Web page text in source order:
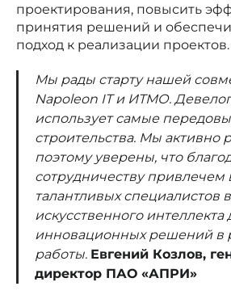
проектирования, повысить
принятия решений и
подход к реализации проектов.
Мы рады старту нашей
Napoleon IT и ИТМО.
использует самые
строительства. Мы активно
поэтому уверены, что
сотрудничеству
талантливых специалистов
искусственного интеллекта
инновационных решений в
работы. Евгений Козлов,
директор ПАО «АПРИ»